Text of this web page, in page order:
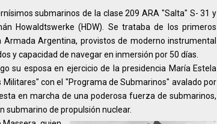
submarinos de la clase 209 ARA "Salta" S- 31 y
Howaldtswerke (HDW). Se trataba de los primeros
Argentina, provistos de moderno instrumental
y capacidad de navegar en inmersión por 50 días.
su esposa en ejercicio de la presidencia María Estela
con el "Programa de Submarinos" avalado por
en marcha de una poderosa fuerza de submarinos,
submarino de propulsión nuclear.